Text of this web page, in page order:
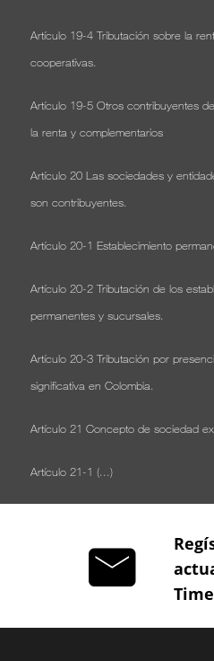
Artículo 19-4 Tributación sobre la
cooperativas.
Artículo 19-5 Otros contribuyentes
la renta y complementarios
Artículo 20 Las sociedades y
son contribuyentes.
Artículo 20-1 Establecimiento
Artículo 20-2 Tributación de los
permanentes y sucursales.
Artículo 20-3 Tributación por
significativa en Colombia.
Artículo 21 Concepto de sociedad
Artículo 21-1 (...)
Artículo 23 Entidades no
Artículo 23-1 No son contribuyentes